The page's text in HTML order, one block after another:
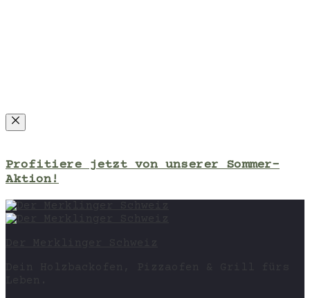
Close
Profitiere jetzt von unserer Sommer-
Aktion!